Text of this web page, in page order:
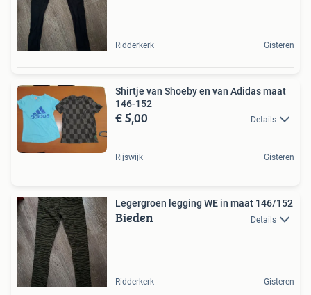
Ridderkerk Gisteren
Shirtje van Shoeby en van Adidas maat
146-152
€ 5,00 Details
Rijswijk Gisteren
Legergroen legging WE in maat 146/152
Bieden Details
Ridderkerk Gisteren